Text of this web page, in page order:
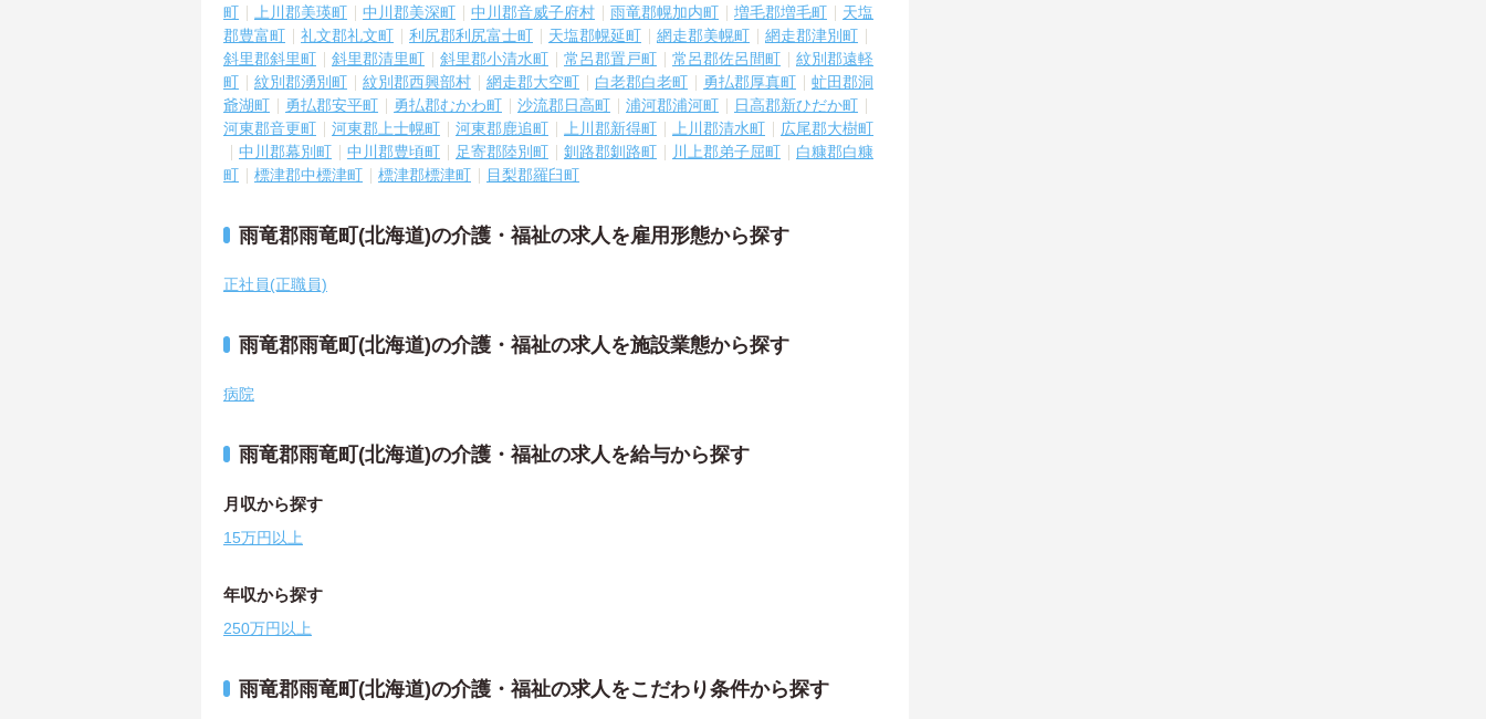
町
上川郡美瑛町 中川郡美深町 中川郡音威子府村 雨竜郡幌加内町 増毛郡増毛町
天塩
郡豊富町
礼文郡礼文町 利尻郡利尻富士町 天塩郡幌延町 網走郡美幌町
網走郡津別町
斜里郡斜里町
斜里郡清里町 斜里郡小清水町 常呂郡置戸町 常呂郡佐呂間町
紋別郡遠軽
町
紋別郡湧別町 紋別郡西興部村 網走郡大空町 白老郡白老町 勇払郡厚真町
虻田郡洞
爺湖町
勇払郡安平町 勇払郡むかわ町 沙流郡日高町 浦河郡浦河町
日高郡新ひだか町
河東郡音更町
河東郡上士幌町 河東郡鹿追町 上川郡新得町 上川郡清水町
広尾郡大樹町
中川郡幕別町
中川郡豊頃町 足寄郡陸別町 釧路郡釧路町 川上郡弟子屈町
白糠郡白糠
町
標津郡中標津町 標津郡標津町 目梨郡羅臼町
雨竜郡雨竜町(北海道)の介護・福祉の求人を雇用形態から探す
正社員(正職員)
雨竜郡雨竜町(北海道)の介護・福祉の求人を施設業態から探す
病院
雨竜郡雨竜町(北海道)の介護・福祉の求人を給与から探す
月収から探す
15万円以上
年収から探す
250万円以上
雨竜郡雨竜町(北海道)の介護・福祉の求人をこだわり条件から探す